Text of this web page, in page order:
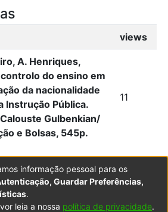
views
A. Henriques,
do ensino em
da nacionalidade
Instrução Pública.
Gulbenkian/
e Bolsas, 545p.
11
por mês
views
informação pessoal para os
Guardar Preferências,
.
leia a nossa política de privacidade.